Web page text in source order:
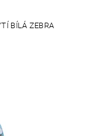
BÍLÁ ZEBRA